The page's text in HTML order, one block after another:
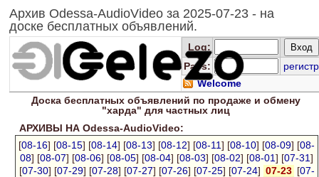
Архив Odessa-AudioVideo за 2025-07-23 - на
доске бесплатных объявлений.
Log:
Pass:
регистр
Welcome
Доска бесплатныхобъявлений по продаже и обмену
"харда" для частных лиц
АРХИВЫ НА Odessa-AudioVideo:
[08-16] [08-15] [08-14] [08-13] [08-12] [08-11] [08-10] [08-09] [08-
08] [08-07] [08-06] [08-05] [08-04] [08-03] [08-02] [08-01] [07-31]
[07-30] [07-29] [07-28] [07-27] [07-26] [07-25] [07-24] 07-23 [07-